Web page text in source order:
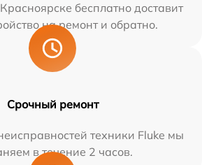
бесплатно доставит
на ремонт и обратно.
Срочный ремонт
техники Fluke мы
в течение 2 часов.